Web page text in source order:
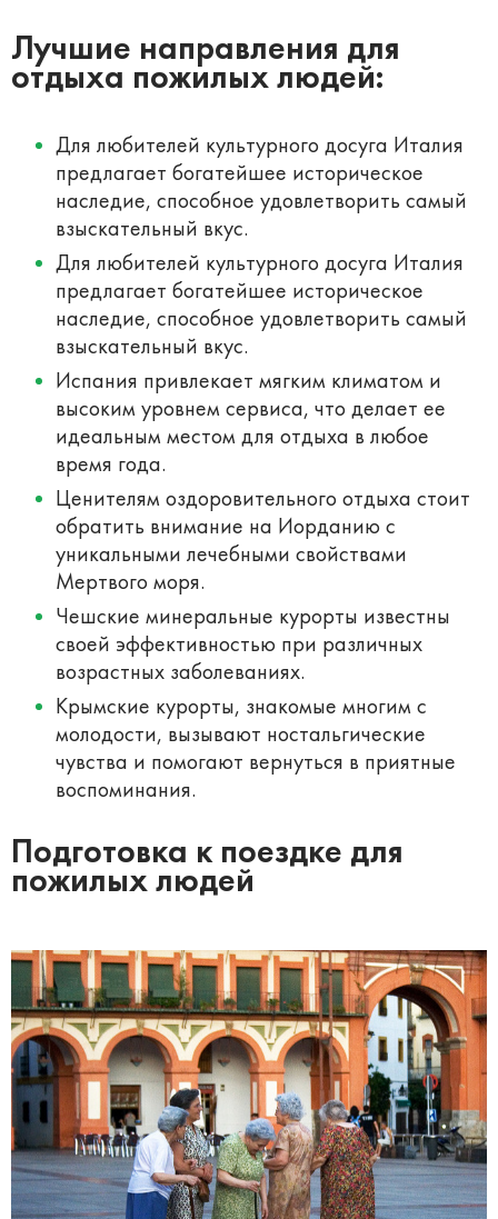
Лучшие направления для
отдыха пожилых людей:
Для любителей культурного досуга Италия
предлагает богатейшее историческое
наследие, способное удовлетворить самый
взыскательный вкус.
Для любителей культурного досуга Италия
предлагает богатейшее историческое
наследие, способное удовлетворить самый
взыскательный вкус.
Испания привлекает мягким климатом и
высоким уровнем сервиса, что делает ее
идеальным местом для отдыха в любое
время года.
Ценителям оздоровительного отдыха стоит
обратить внимание на Иорданию с
уникальными лечебными свойствами
Мертвого моря.
Чешские минеральные курорты известны
своей эффективностью при различных
возрастных заболеваниях.
Крымские курорты, знакомые многим с
молодости, вызывают ностальгические
чувства и помогают вернуться в приятные
воспоминания.
Подготовка к поездке для
пожилых людей